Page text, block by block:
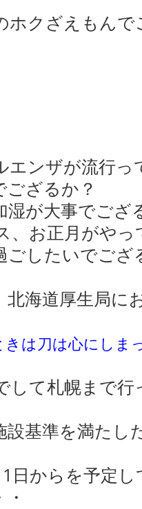
ホクざえもんで
エンザが流行
ござるか？
湿が大事でござ
、お正月がや
ごしたいでござ
北海道厚生局に
きは刀は心にしま
して札幌まで
設基準を満たし
1日からを予定